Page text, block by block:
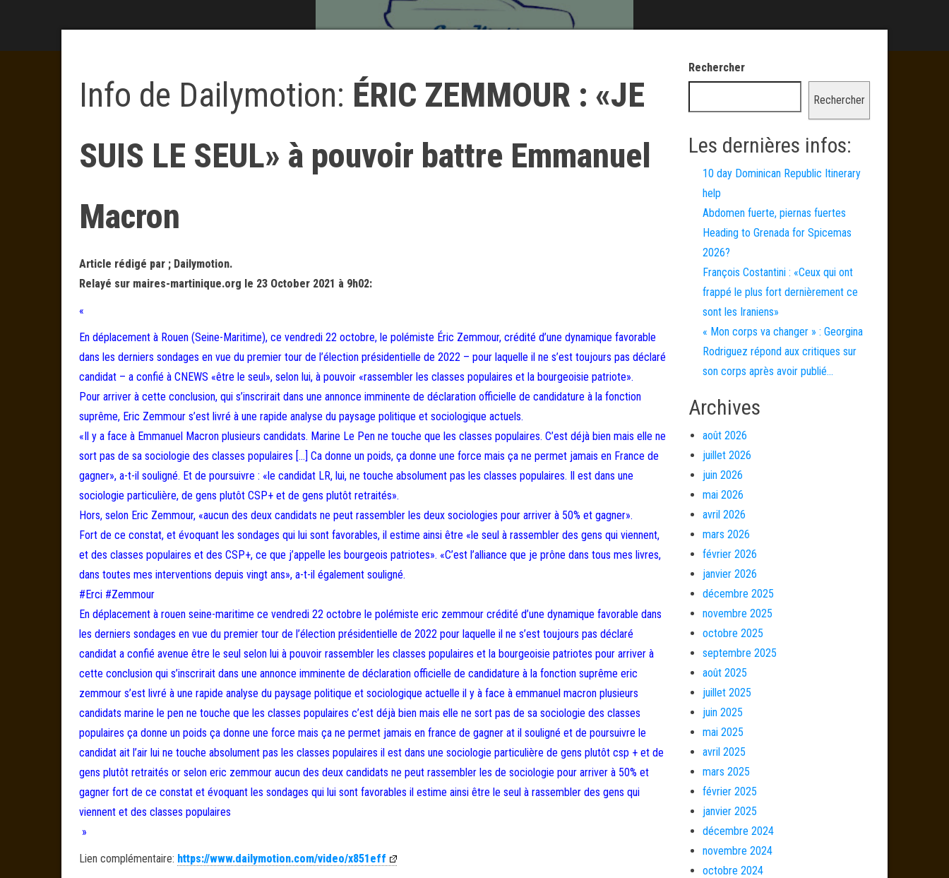
Info de Dailymotion: ÉRIC ZEMMOUR : «JE
SUIS LE SEUL» à pouvoir battre Emmanuel
Macron
Article rédigé par ; Dailymotion.
Relayé sur maires-martinique.org le 23 October 2021 à 9h02:
«
En déplacement à Rouen (Seine-Maritime), ce vendredi 22 octobre, le polémiste Éric Zemmour, crédité d’une dynamique favorable
dans les derniers sondages en vue du premier tour de l’élection présidentielle de 2022 – pour laquelle il ne s’est toujours pas déclaré
candidat – a confié à CNEWS «être le seul», selon lui, à pouvoir «rassembler les classes populaires et la bourgeoisie patriote».
Pour arriver à cette conclusion, qui s’inscrirait dans une annonce imminente de déclaration officielle de candidature à la fonction
suprême, Eric Zemmour s’est livré à une rapide analyse du paysage politique et sociologique actuels.
«Il y a face à Emmanuel Macron plusieurs candidats. Marine Le Pen ne touche que les classes populaires. C’est déjà bien mais elle ne
sort pas de sa sociologie des classes populaires […] Ca donne un poids, ça donne une force mais ça ne permet jamais en France de
gagner», a-t-il souligné. Et de poursuivre : «le candidat LR, lui, ne touche absolument pas les classes populaires. Il est dans une
sociologie particulière, de gens plutôt CSP+ et de gens plutôt retraités».
Hors, selon Eric Zemmour, «aucun des deux candidats ne peut rassembler les deux sociologies pour arriver à 50% et gagner».
Fort de ce constat, et évoquant les sondages qui lui sont favorables, il estime ainsi être «le seul à rassembler des gens qui viennent,
et des classes populaires et des CSP+, ce que j’appelle les bourgeois patriotes». «C’est l’alliance que je prône dans tous mes livres,
dans toutes mes interventions depuis vingt ans», a-t-il également souligné.
#Erci #Zemmour
En déplacement à rouen seine-maritime ce vendredi 22 octobre le polémiste eric zemmour crédité d’une dynamique favorable dans
les derniers sondages en vue du premier tour de l’élection présidentielle de 2022 pour laquelle il ne s’est toujours pas déclaré
candidat a confié avenue être le seul selon lui à pouvoir rassembler les classes populaires et la bourgeoisie patriotes pour arriver à
cette conclusion qui s’inscrirait dans une annonce imminente de déclaration officielle de candidature à la fonction suprême eric
zemmour s’est livré à une rapide analyse du paysage politique et sociologique actuelle il y à face à emmanuel macron plusieurs
candidats marine le pen ne touche que les classes populaires c’est déjà bien mais elle ne sort pas de sa sociologie des classes
populaires ça donne un poids ça donne une force mais ça ne permet jamais en france de gagner at il souligné et de poursuivre le
candidat ait l’air lui ne touche absolument pas les classes populaires il est dans une sociologie particulière de gens plutôt csp + et de
gens plutôt retraités or selon eric zemmour aucun des deux candidats ne peut rassembler les de sociologie pour arriver à 50% et
gagner fort de ce constat et évoquant les sondages qui lui sont favorables il estime ainsi être le seul à rassembler des gens qui
viennent et des classes populaires
»
Lien complémentaire: https://www.dailymotion.com/video/x851eff
Rechercher
Rechercher
Les dernières infos:
10 day Dominican Republic Itinerary
help
Abdomen fuerte, piernas fuertes
Heading to Grenada for Spicemas
2026?
François Costantini : «Ceux qui ont
frappé le plus fort dernièrement ce
sont les Iraniens»
« Mon corps va changer » : Georgina
Rodriguez répond aux critiques sur
son corps après avoir publié…
Archives
août 2026
juillet 2026
juin 2026
mai 2026
avril 2026
mars 2026
février 2026
janvier 2026
décembre 2025
novembre 2025
octobre 2025
septembre 2025
août 2025
juillet 2025
juin 2025
mai 2025
avril 2025
mars 2025
février 2025
janvier 2025
décembre 2024
novembre 2024
octobre 2024